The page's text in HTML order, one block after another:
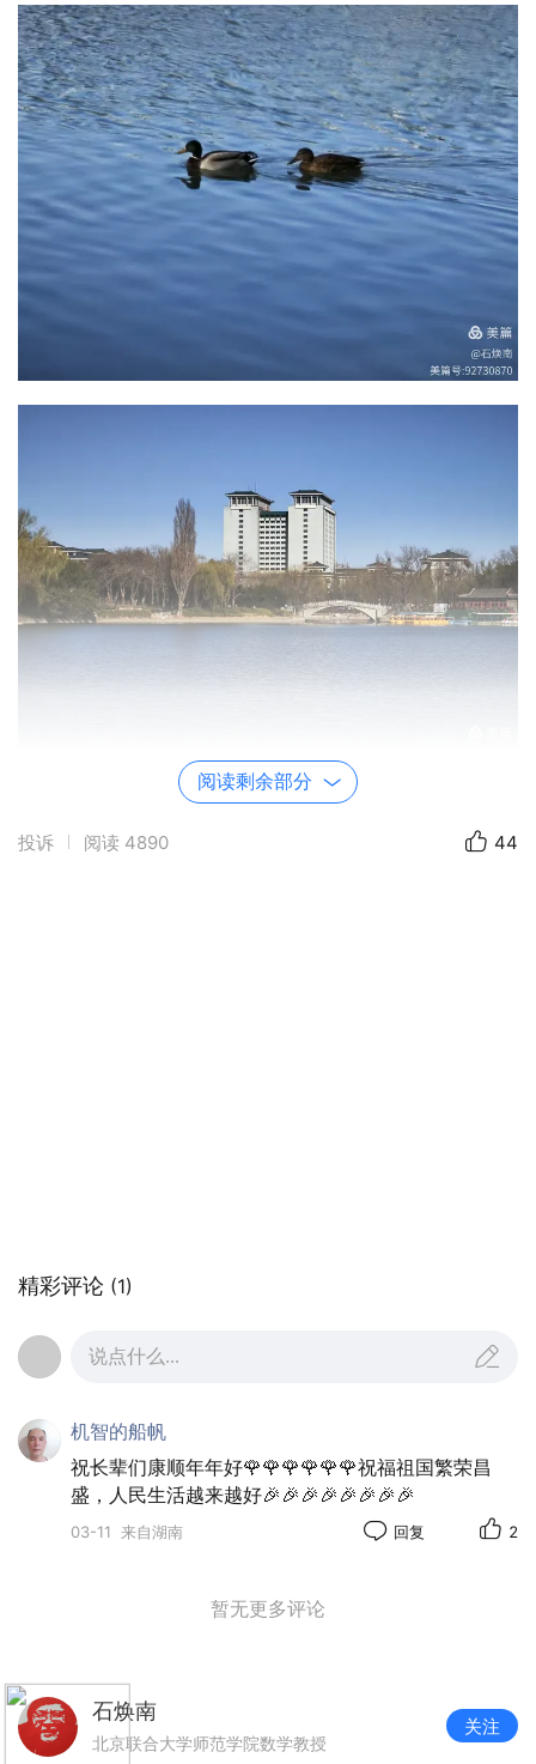
阅读剩余部分
投诉 阅读 4890 44
精彩评论 (1)
说点什么...
机智的船帆
祝长辈们康顺年年好🌹🌹🌹🌹🌹🌹祝福祖国繁荣昌
盛，人民生活越来越好🎉🎉🎉🎉🎉🎉🎉🎉
03-11 来自湖南 回复 2
暂无更多评论
石焕南
北京联合大学师范学院数学教授
关注